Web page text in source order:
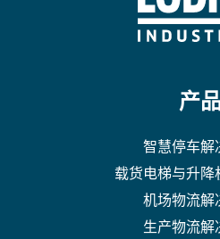
产
智慧停车解
载货电梯与升降
机场物流解
生产物流解